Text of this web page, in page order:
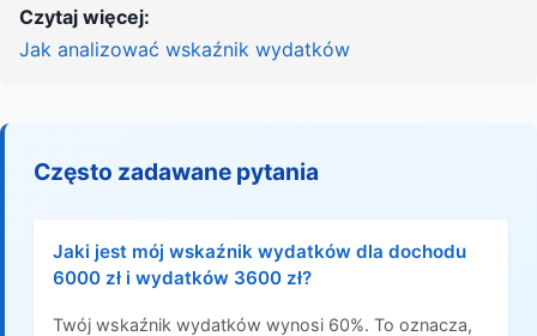
Czytaj więcej:
Jak analizować wskaźnik wydatków
Często zadawane pytania
Jaki jest mój wskaźnik wydatków dla dochodu
6000 zł i wydatków 3600 zł?
Twój wskaźnik wydatków wynosi 60%. To oznacza,